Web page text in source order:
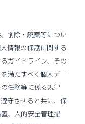
削除・廃棄等につい
情報の保護に関する
ガイドライン、その
満たすべく個人デー
任務等に係る規律
守させると共に、保
、人的安全管理措